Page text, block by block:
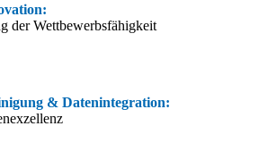
der Wettbewerbsfähigkeit
& Datenintegration: